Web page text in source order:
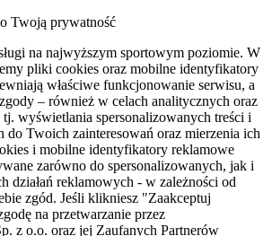
Twoją prywatność
na najwyższym sportowym poziomie. W
pliki cookies oraz mobilne identyfikatory
właściwe funkcjonowanie serwisu, a
– również w celach analitycznych oraz
wyświetlania spersonalizowanych treści i
do Twoich zainteresowań oraz mierzenia ich
i mobilne identyfikatory reklamowe
zarówno do spersonalizowanych, jak i
działań reklamowych - w zależności od
zgód. Jeśli klikniesz "Zaakceptuj
na przetwarzanie przez
z o.o. oraz jej Zaufanych Partnerów